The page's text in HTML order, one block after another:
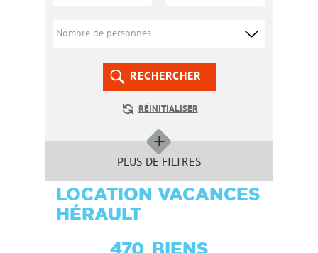
RECHERCHER
RÉINITIALISER
PLUS DE FILTRES
LOCATION VACANCES
HÉRAULT
470 BIENS